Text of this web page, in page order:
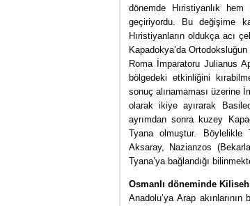
dönemde Hıristiyanlık
geçiriyordu. Bu değişime
Hıristiyanların oldukça
Kapadokya’da
Roma İmparatoru Julianus
bölgedeki etkinliğini
sonuç alınamaması üzerine
olarak ikiye ayırarak
ayrımdan sonra kuzey
Tyana olmuştur. Böylelikle
Aksaray, Nazianzos
Tyana’ya bağlandığı
Osmanlı döneminde
Anadolu’ya Arap